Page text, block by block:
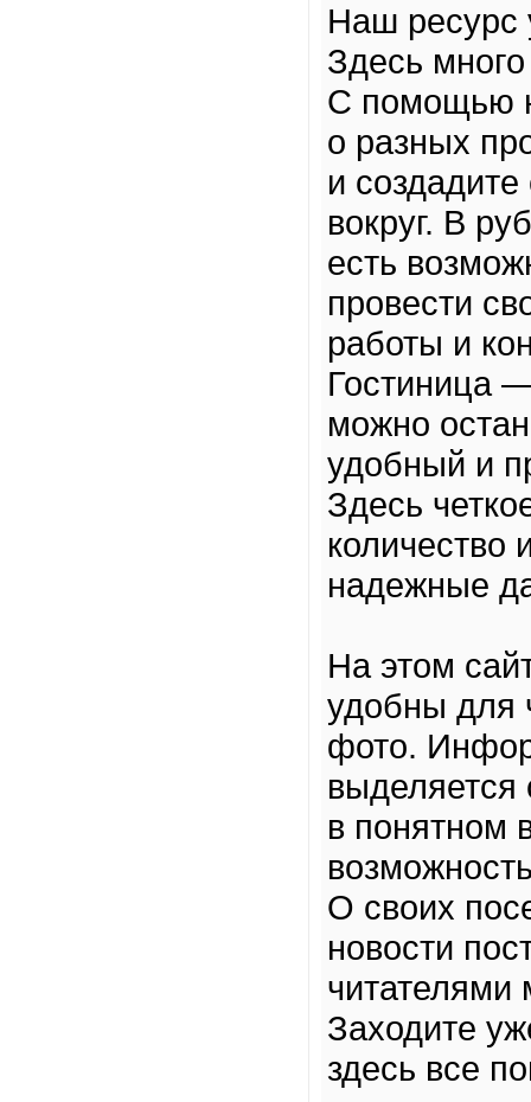
Наш ресурс
Здесь много
С помощью
о разных
и
вокруг. В
есть
провести
работы и
Гостиница
можно
удобный и
Здесь
количество
надежные
На этом
удобны для
фото.
выделяется
в понятном
О своих
новости
читателями
Заходите
здесь все